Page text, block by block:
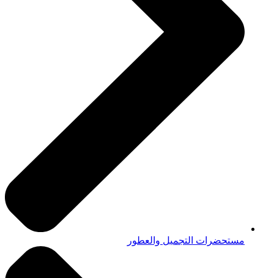
مستحضرات التجميل والعطور